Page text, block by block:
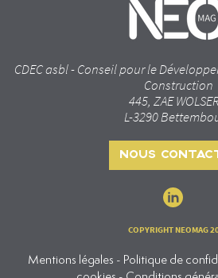
CDEC asbl - Conseil pour le
Construction
445, ZAE
L-3290
NOUS
COPYRIGHT NEOMAG
Mentions légales - Politique de